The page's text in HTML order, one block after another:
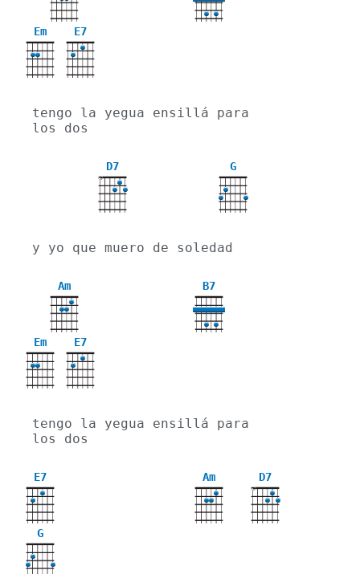
Em E7
tengo la yegua ensillá para
los dos
D7
X
G
y yo que muero de soledad
Am B7
Em E7
tengo la yegua ensillá para
los dos
E7 Am D7
X
G